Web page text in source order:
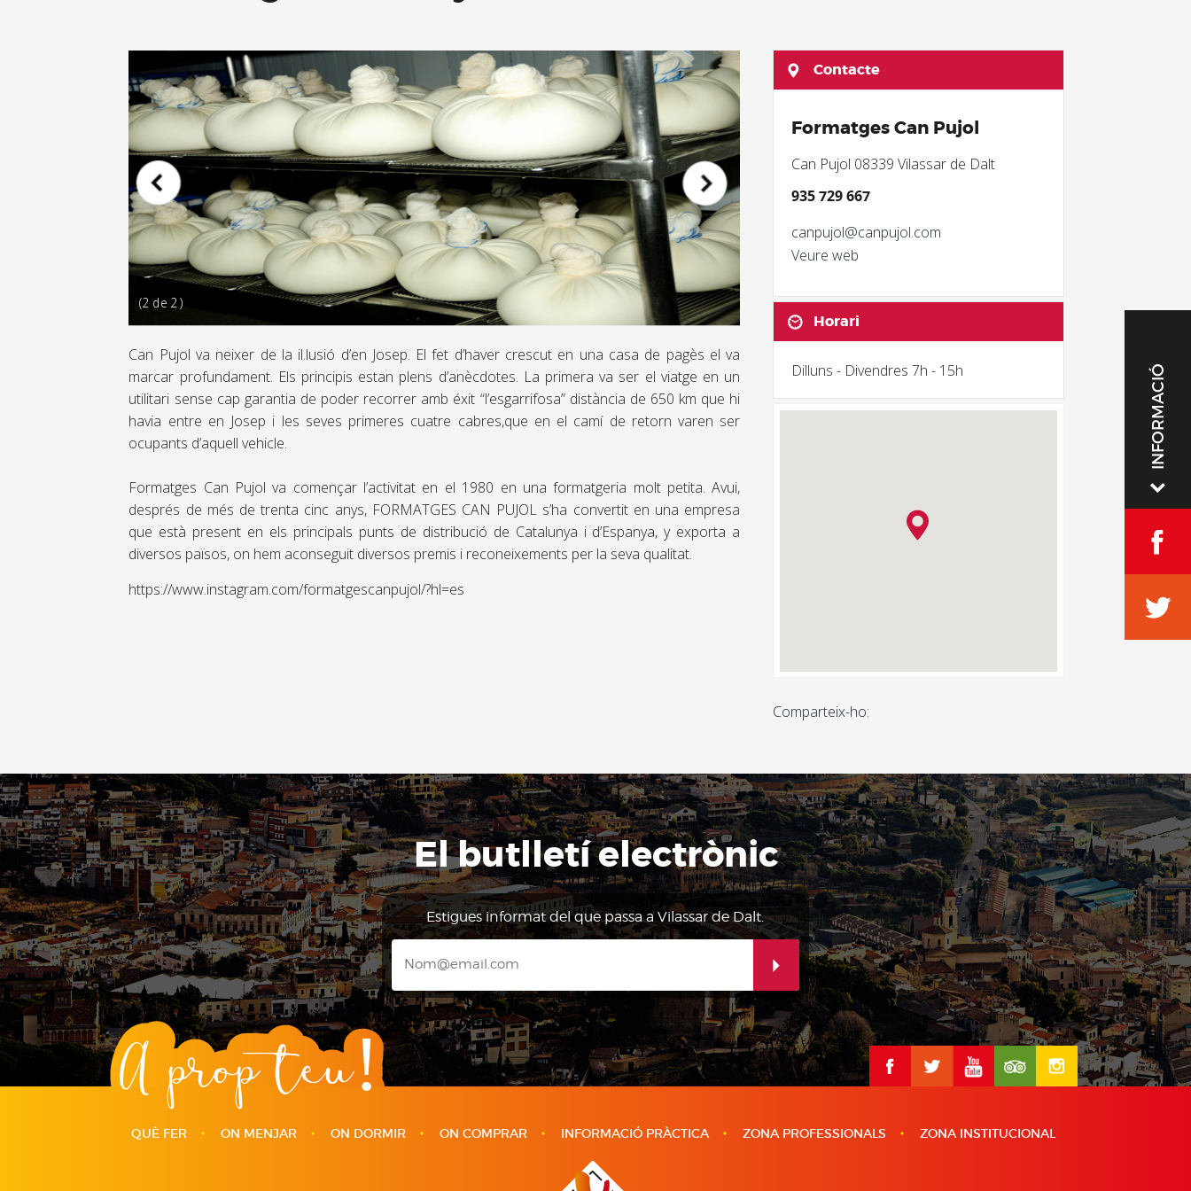
INFORMACIÓ
(2 de 2)
Can Pujol va neixer de la il.lusió d’en Josep. El fet d’haver crescut en una casa de pagès el va
marcar profundament. Els principis estan plens d’anècdotes. La primera va ser el viatge en un
utilitari sense cap garantia de poder recorrer amb éxit “l’esgarrifosa” distància de 650 km que hi
havia entre en Josep i les seves primeres cuatre cabres,que en el camí de retorn varen ser
ocupants d’aquell vehicle.
Formatges Can Pujol va començar l’activitat en el 1980 en una formatgeria molt petita. Avui,
després de més de trenta cinc anys, FORMATGES CAN PUJOL s’ha convertit en una empresa
que està present en els principals punts de distribució de Catalunya i d’Espanya, y exporta a
diversos països, on hem aconseguit diversos premis i reconeixements per la seva qualitat.
https://www.instagram.com/formatgescanpujol/?hl=es
Contacte
Formatges Can Pujol
Can Pujol 08339 Vilassar de Dalt
935 729 667
canpujol@canpujol.com
Veure web
Horari
Dilluns - Divendres 7h - 15h
Comparteix-ho:
El butlletí electrònic
Estigues informat del que passa a Vilassar de Dalt.
A prop teu!
QUÈ FER ON MENJAR ON DORMIR ON COMPRAR INFORMACIÓ PRÀCTICA ZONA PROFESSIONALS ZONA INSTITUCIONAL